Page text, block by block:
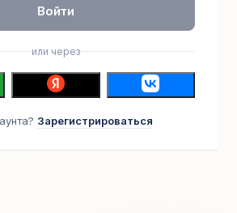
Войти
или через
Зарегистрироваться